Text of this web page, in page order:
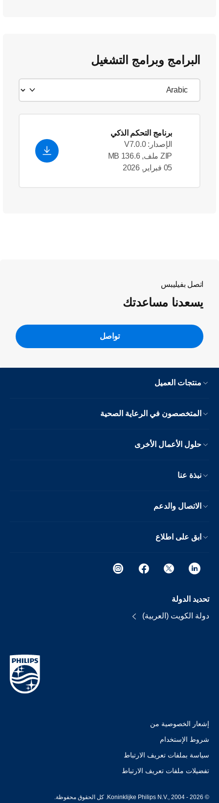
البرامج وبرامج التشغيل
برنامج التحكم الذكي
الإصدار: V7.0.0
ZIP ملف, 136.6 MB
05 فبراير, 2026
اتصل بفيليبس
يسعدنا مساعدتك
تواصل
منتجات العميل
المتخصصون في الرعاية الصحية
حلول الأعمال الأخرى
نبذة عنا
الاتصال والدعم
ابق على اطلاع
تحديد الدولة
دولة الكويت (العربية)
إشعار الخصوصية من
شروط الإستخدام
سياسة بملفات تعريف الارتباط
تفضيلات ملفات تعريف الارتباط
© Koninklijke Philips N.V., 2004 - 2026. كل الحقوق محفوظة.